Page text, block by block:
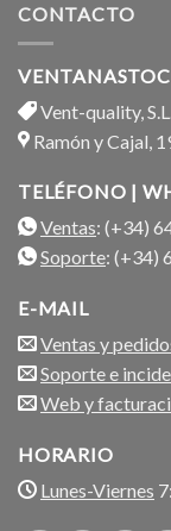
CONTACTO
Vent-quality, S.L.
Ramón y Cajal,
TELÉFONO |
Ventas: (+34)
Soporte: (+34)
E-MAIL
Ventas y
Soporte e
Web y
HORARIO
Lunes-Viernes